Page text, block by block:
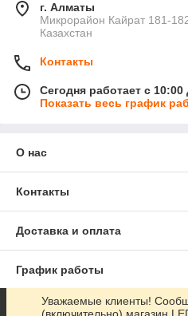
г. Алматы
Микрорайон Кайрат 181-
Казахстан
Контакты
Сегодня работает с 10:00
Показать весь график
О нас
Контакты
Доставка и оплата
График работы
Полная версия сайта
Уважаемые клиенты!